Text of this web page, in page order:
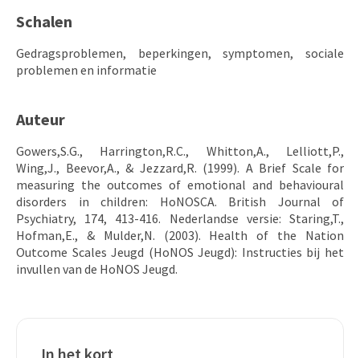
Schalen
Gedragsproblemen, beperkingen, symptomen, sociale
problemen en informatie
Auteur
Gowers,S.G., Harrington,R.C., Whitton,A., Lelliott,P.,
Wing,J., Beevor,A., & Jezzard,R. (1999). A Brief Scale for
measuring the outcomes of emotional and behavioural
disorders in children: HoNOSCA. British Journal of
Psychiatry, 174, 413-416. Nederlandse versie: Staring,T.,
Hofman,E., & Mulder,N. (2003). Health of the Nation
Outcome Scales Jeugd (HoNOS Jeugd): Instructies bij het
invullen van de HoNOS Jeugd.
In het kort